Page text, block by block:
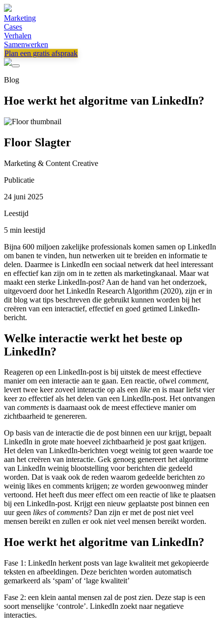
Marketing
Cases
Verhalen
Samenwerken
Plan een gratis afspraak
Blog
Hoe werkt het algoritme van LinkedIn?
Floor Slagter
Marketing & Content Creative
Publicatie
24 juni 2025
Leestijd
5 min leestijd
Bijna 600 miljoen zakelijke professionals komen samen op LinkedIn
om banen te vinden, hun netwerken uit te breiden en informatie te
delen. Daarmee is LinkedIn een sociaal netwerk dat heel interessant
en effectief kan zijn om in te zetten als marketingkanaal. Maar wat
maakt een sterke LinkedIn-post? Aan de hand van het onderzoek,
uitgevoerd door het LinkedIn Research Algorithm (2020), zijn er in
dit blog wat tips beschreven die gebruikt kunnen worden bij het
creëren van een interactief, effectief en goed getimed LinkedIn-
bericht.
Welke interactie werkt het beste op
LinkedIn?
Reageren op een LinkedIn-post is bij uitstek de meest effectieve
manier om een interactie aan te gaan. Een reactie, ofwel comment,
levert twee keer zoveel interactie op als een like en is maar liefst vier
keer zo effectief als het delen van een LinkedIn-post. Het ontvangen
van comments is daarnaast ook de meest effectieve manier om
zichtbaarheid te genereren.
Op basis van de interactie die de post binnen een uur krijgt, bepaalt
LinkedIn in grote mate hoeveel zichtbaarheid je post gaat krijgen.
Het delen van LinkedIn-berichten voegt weinig tot geen waarde toe
aan het creëren van interactie. Gek genoeg genereert het algoritme
van LinkedIn weinig blootstelling voor berichten die gedeeld
worden. Dat is vaak ook de reden waarom gedeelde berichten zo
weinig likes en comments krijgen; ze worden gewoonweg minder
vertoond. Het heeft dus meer effect om een reactie of like te plaatsen
bij een LinkedIn-post. Krijgt een nieuw geplaatste post binnen een
uur geen likes ofcomments? Dan zijn er met de post niet veel
mensen bereikt en zullen er ook niet veel mensen bereikt worden.
Hoe werkt het algoritme van LinkedIn?
Fase 1: LinkedIn herkent posts van lage kwaliteit met gekopieerde
teksten en afbeeldingen. Deze berichten worden automatisch
gemarkeerd als ‘spam’ of ‘lage kwaliteit’
Fase 2: een klein aantal mensen zal de post zien. Deze stap is een
soort menselijke ‘controle’. LinkedIn zoekt naar negatieve
interacties.